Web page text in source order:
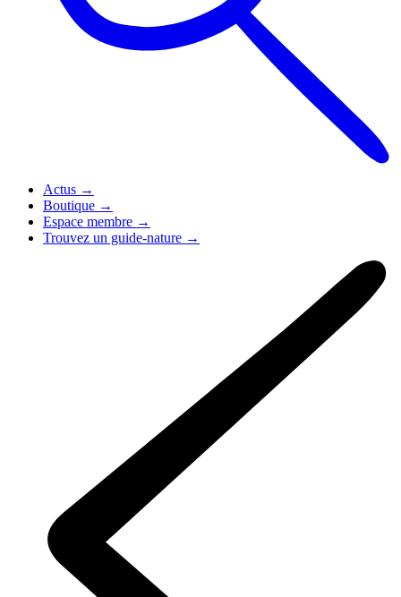
Actus →
Boutique →
Espace membre →
Trouvez un guide-nature →